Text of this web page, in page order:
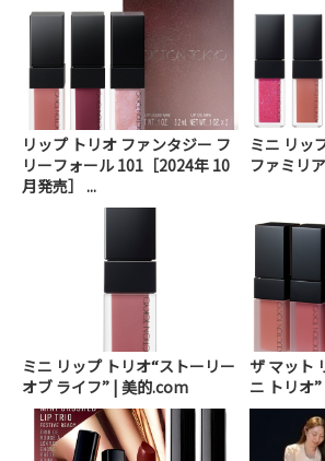
リップ トリオ ファンタジー フ
リーフォール 101［2024年 10
月発売］ ...
ミニ リッ
ファミリ
ミニ リップ トリオ“ストーリー
オブ ライフ” | 美的.com
ザ マット
ニ トリオ